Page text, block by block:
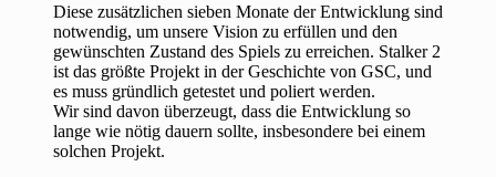
Diese zusätzlichen sieben Monate der Entwicklung sind
notwendig, um unsere Vision zu erfüllen und den
gewünschten Zustand des Spiels zu erreichen. Stalker 2
ist das größte Projekt in der Geschichte von GSC, und
es muss gründlich getestet und poliert werden.
Wir sind davon überzeugt, dass die Entwicklung so
lange wie nötig dauern sollte, insbesondere bei einem
solchen Projekt.